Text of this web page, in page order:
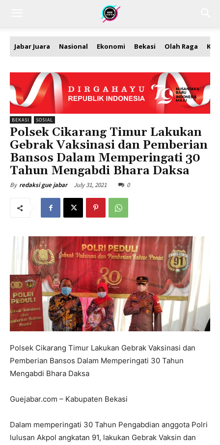
Jabar Juara Nasional Ekonomi Bekasi Olah Raga
BEKASI SOSIAL
Polsek Cikarang Timur Lakukan
Gebrak Vaksinasi dan Pemberian
Bansos Dalam Memperingati 30
Tahun Mengabdi Bhara Daksa
By redaksi gue jabar July 31, 2021 0
Polsek Cikarang Timur Lakukan Gebrak Vaksinasi dan
Pemberian Bansos Dalam Memperingati 30 Tahun
Mengabdi Bhara Daksa
Guejabar.com – Kabupaten Bekasi
Dalam memperingati 30 Tahun Pengabdian anggota Polri
lulusan Akpol angkatan 91, lakukan Gebrak Vaksin dan